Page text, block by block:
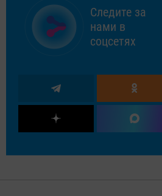
Следите за
нами в
соцсетях